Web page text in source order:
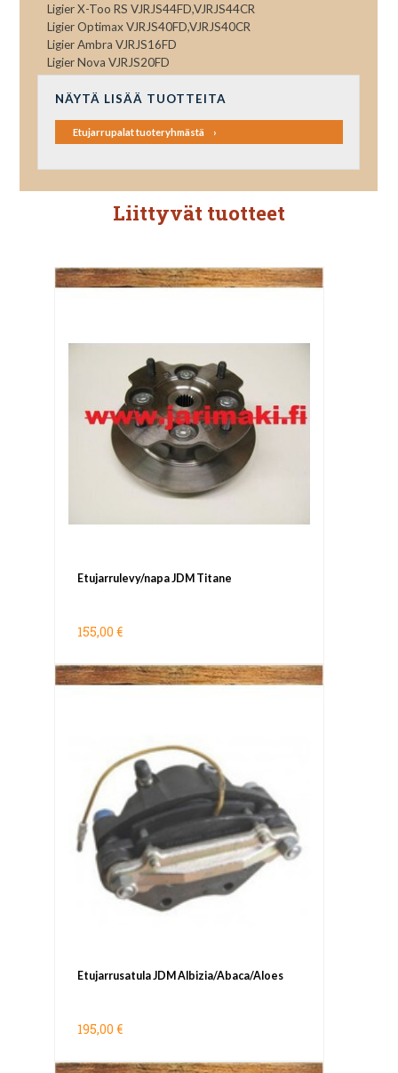
Ligier X-Too RS VJRJS44FD,VJRJS44CR
Ligier Optimax VJRJS40FD,VJRJS40CR
Ligier Ambra VJRJS16FD
Ligier Nova VJRJS20FD
NÄYTÄ LISÄÄ TUOTTEITA
Etujarrupalat tuoteryhmästä
Liittyvät tuotteet
Etujarrulevy/napa JDM Titane
155,00 €
Etujarrusatula JDM Albizia/Abaca/Aloes
195,00 €